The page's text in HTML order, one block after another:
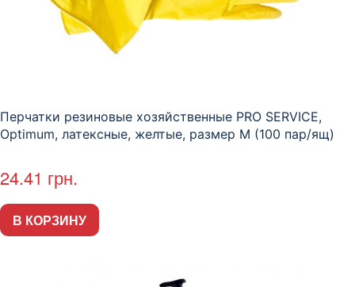
Перчатки резиновые хозяйственные PRO SERVICE,
Optimum, латексные, желтые, размер М (100 пар/ящ)
24.41 грн.
В КОРЗИНУ